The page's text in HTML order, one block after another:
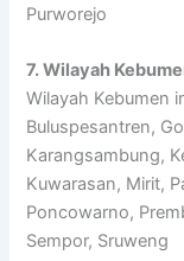
Purworejo
7. Wilayah
Wilayah Kebumen
Buluspesantren,
Karangsambung,
Kuwarasan, Mirit,
Poncowarno,
Sempor, Sruweng